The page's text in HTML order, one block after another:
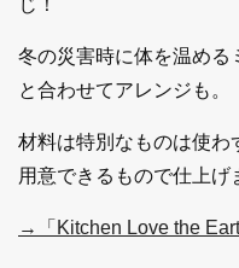
じ！
冬の災害時に体を温める
と合わせてアレンジも。
材料は特別なものは使わ
用意できるもので仕上げ
→「Kitchen Love the